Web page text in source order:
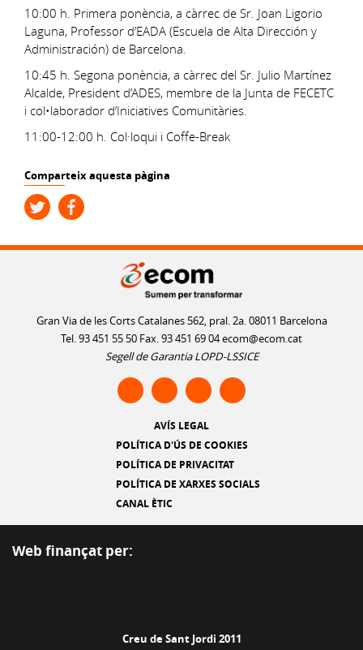
10:00 h. Primera ponència, a càrrec de Sr. Joan Ligorio
Laguna, Professor d’EADA (Escuela de Alta Dirección y
Administración) de Barcelona.
10:45 h. Segona ponència, a càrrec del Sr. Julio Martínez
Alcalde, President d’ADES, membre de la Junta de FECETC
i col•laborador d’Iniciatives Comunitàries.
11:00-12:00 h. Col·loqui i Coffe-Break
Comparteix aquesta pàgina
Gran Via de les Corts Catalanes 562, pral. 2a. 08011 Barcelona
Tel. 93 451 55 50 Fax. 93 451 69 04ecom@ecom.cat
Segell de Garantia LOPD-LSSICE
AVÍS LEGAL
POLÍTICA D'ÚS DE COOKIES
POLÍTICA DE PRIVACITAT
POLÍTICA DE XARXES SOCIALS
CANAL ÈTIC
Web finançat per:
Creu de Sant Jordi 2011